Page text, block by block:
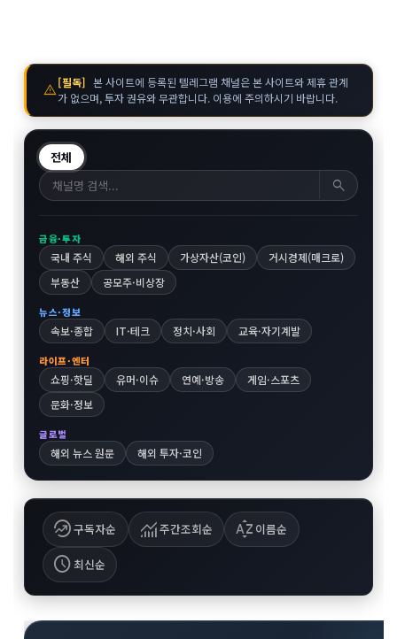
warning[필독] 본 사이트에 등록된 텔레그램 채널은 본 사이트와 제휴 관계
가 없으며, 투자 권유와 무관합니다. 이용에 주의하시기 바랍니다.
전체
search
금융·투자
국내 주식 해외 주식 가상자산(코인)
거시경제(매크로)
부동산
공모주·비상장
뉴스·정보
속보·종합 IT·테크 정치·사회 교육·자기계발
라이프·엔터
쇼핑·핫딜 유머·이슈 연예·방송
게임·스포츠
문화·정보
글로벌
해외 뉴스 원문 해외 투자·코인
whatshot구독자순 monitoring주간조회순 sort_by_alpha 이름순
schedule최신순